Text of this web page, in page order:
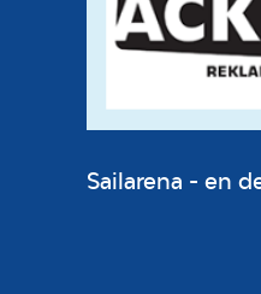
Sailarena - en